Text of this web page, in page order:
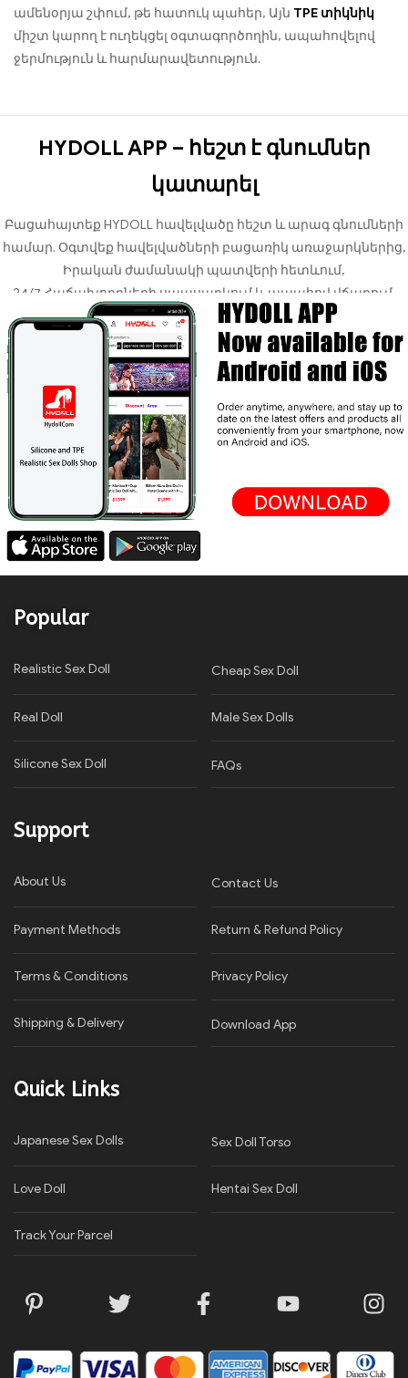
ամենօրյա շփում, թե հատուկ պահեր, Այն TPE տիկնիկ
միշտ կարող է ուղեկցել օգտագործողին, ապահովելով
ջերմություն և հարմարավետություն.
HYDOLL APP – հեշտ է գնումներ
կատարել
Բացահայտեք HYDOLL հավելվածը հեշտ և արագ գնումների
համար. Օգտվեք հավելվածների բացառիկ առաջարկներից,
Իրական ժամանակի պատվերի հետևում,
24/7 Հաճախորդների սպասարկում և ապահով վճարում.
բոլորը հարմար են մեկ վայրում.
Popular
Realistic Sex Doll Cheap Sex Doll
Real Doll Male Sex Dolls
Silicone Sex Doll FAQs
Support
About Us Contact Us
Payment Methods Return & Refund Policy
Terms & Conditions Privacy Policy​
Shipping & Delivery Download App
Quick Links
Japanese Sex Dolls Sex Doll Torso
Love Doll Hentai Sex Doll
Track Your Parcel